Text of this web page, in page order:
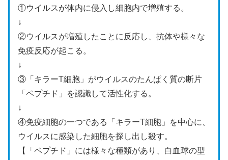
①ウイルスが体内に侵入し細胞内で増殖する。
↓
②ウイルスが増殖したことに反応し、抗体や様々な
免疫反応が起こる。
↓
③「キラーT細胞」がウイルスのたんぱく質の断片
「ペプチド」を認識して活性化する。
↓
④免疫細胞の一つである「キラーT細胞」を中心に、
ウイルスに感染した細胞を探し出し殺す。
【「ペプチド」には様々な種類があり、白血球の型